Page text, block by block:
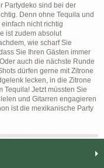
Partydeko sind bei der
Denn ohne Tequila und
nicht richtig
ist zudem absolut
wie scharf Sie
Sie Ihren Gästen immer
auch die nächste Runde
dürfen gerne mit Zitrone
lecken, in die Zitrone
Tequila! Jetzt müssten Sie
und Gitarren engagieren
ist die mexikanische Party